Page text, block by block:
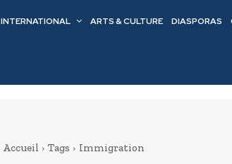
INTERNATIONAL ARTS & CULTURE DIASPORAS
Accueil Tags Immigration